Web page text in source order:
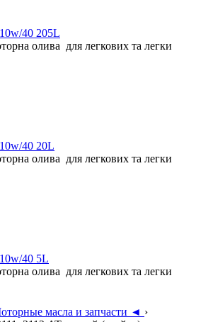
40 205L
олива для легкових та легки
40 20L
олива для легкових та легки
40 5L
олива для легкових та легки
масла и запчасти ◄ ›